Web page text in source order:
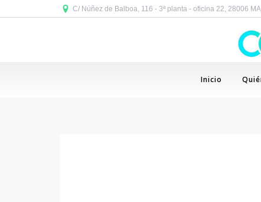
C/ Núñez de Balboa, 116 - 3ª planta - oficina 22, 28006
Inicio